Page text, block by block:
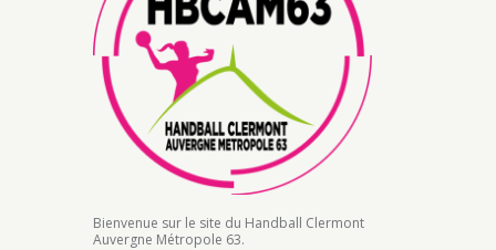
Bienvenue sur le site du Handball Clermont
Auvergne Métropole 63.